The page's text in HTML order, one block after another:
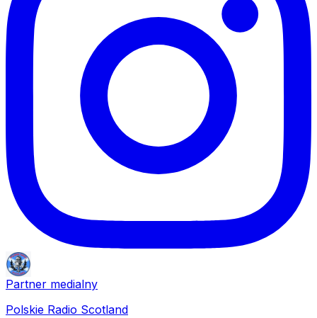
Partner medialny
Polskie Radio Scotland